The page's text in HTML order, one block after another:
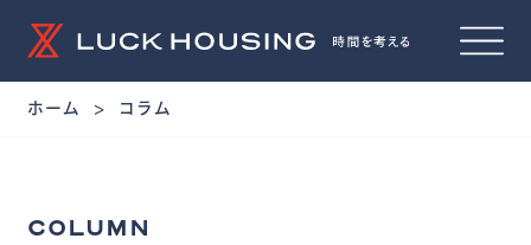
ホーム コラム
COLUMN